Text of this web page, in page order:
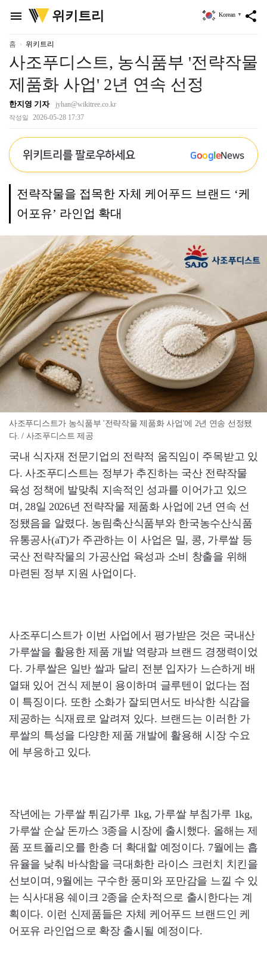
menu
위
키
리
위키트리 share
Korean ▼
홈 위키트리
사조푸디스트, 농식품부 '전략작물
제품화 사업' 2년 연속 선정
한지영 기자 jyhan@wikitree.co.kr
작성일 2026-05-28 17:37
위키트리를 팔로우하세요 GoogleNews
전략작물을 접목한 자체 케어푸드 브랜드 ‘케
어포유’ 라인업 확대
사조푸디스트가 농식품부 '전략작물 제품화 사업'에 2년 연송 선정됐
다. / 사조푸디스트 제공
국내 식자재 전문기업의 전략적 움직임이 주목받고 있
다. 사조푸디스트는 정부가 추진하는 국산 전략작물
육성 정책에 발맞춰 지속적인 성과를 이어가고 있으
며, 28일 2026년 전략작물 제품화 사업에 2년 연속 선
정됐음을 알렸다. 농림축산식품부와 한국농수산식품
유통공사(aT)가 주관하는 이 사업은 밀, 콩, 가루쌀 등
국산 전략작물의 가공산업 육성과 소비 창출을 위해
마련된 정부 지원 사업이다.
사조푸디스트가 이번 사업에서 평가받은 것은 국내산
가루쌀을 활용한 제품 개발 역량과 브랜드 경쟁력이었
다. 가루쌀은 일반 쌀과 달리 전분 입자가 느슨하게 배
열돼 있어 건식 제분이 용이하며 글루텐이 없다는 점
이 특징이다. 또한 소화가 잘되면서도 바삭한 식감을
제공하는 식재료로 알려져 있다. 브랜드는 이러한 가
루쌀의 특성을 다양한 제품 개발에 활용해 시장 수요
에 부응하고 있다.
작년에는 가루쌀 튀김가루 1kg, 가루쌀 부침가루 1kg,
가루쌀 순살 돈까스 3종을 시장에 출시했다. 올해는 제
품 포트폴리오를 한층 더 확대할 예정이다. 7월에는 흡
유율을 낮춰 바삭함을 극대화한 라이스 크런치 치킨을
선보이며, 9월에는 구수한 풍미와 포만감을 느낄 수 있
는 식사대용 쉐이크 2종을 순차적으로 출시한다는 계
획이다. 이런 신제품들은 자체 케어푸드 브랜드인 케
어포유 라인업으로 확장 출시될 예정이다.